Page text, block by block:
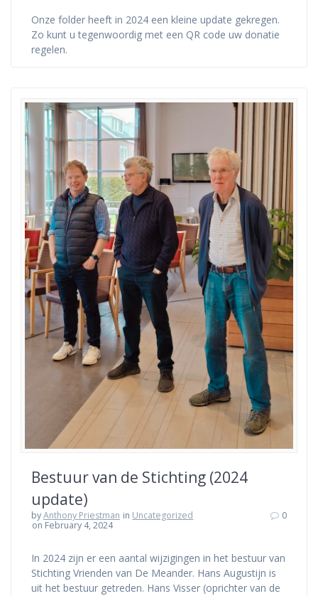
Onze folder heeft in 2024 een kleine update gekregen.
Zo kunt u tegenwoordig met een QR code uw donatie
regelen.
Bestuur van de Stichting (2024
update)
byAnthony Priestman in Uncategorized
on February 4, 2024
0
In 2024 zijn er een aantal wijzigingen in het bestuur van
Stichting Vrienden van De Meander. Hans Augustijn is
uit het bestuur getreden. Hans Visser (oprichter van de